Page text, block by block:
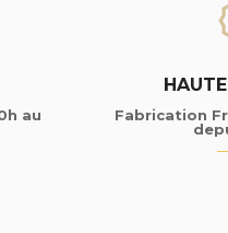
au
Fabrication